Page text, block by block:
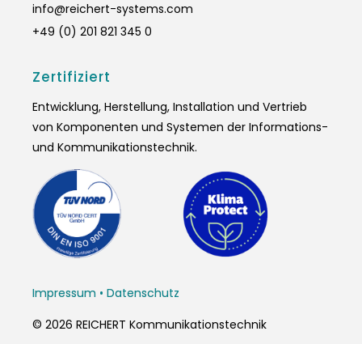
info@reichert-systems.com
+49 (0) 201 821 345 0
Zertifiziert
Entwicklung, Herstellung, Installation und Vertrieb
von Komponenten und Systemen der Informations-
und Kommunikationstechnik.
Impressum • Datenschutz
© 2026 REICHERT Kommunikationstechnik